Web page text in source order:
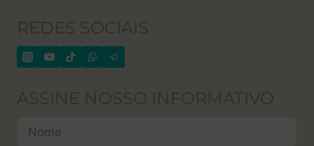
REDES SOCIAIS
ASSINE NOSSO INFORMATIVO